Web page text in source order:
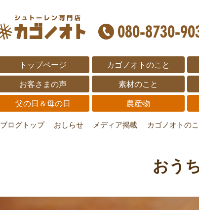
トップページ カゴノオトのこと
お客さまの声
素材のこと
父の日＆母の日
農産物
ブログトップ おしらせ メディア掲載 カゴノオトの
おう